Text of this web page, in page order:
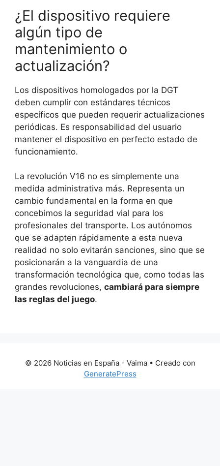
¿El dispositivo requiere
algún tipo de
mantenimiento o
actualización?
Los dispositivos homologados por la DGT
deben cumplir con estándares técnicos
específicos que pueden requerir actualizaciones
periódicas. Es responsabilidad del usuario
mantener el dispositivo en perfecto estado de
funcionamiento.
La revolución V16 no es simplemente una
medida administrativa más. Representa un
cambio fundamental en la forma en que
concebimos la seguridad vial para los
profesionales del transporte. Los autónomos
que se adapten rápidamente a esta nueva
realidad no solo evitarán sanciones, sino que se
posicionarán a la vanguardia de una
transformación tecnológica que, como todas las
grandes revoluciones, cambiará para siempre
las reglas del juego.
© 2026 Noticias en España - Vaima• Creado con
GeneratePress